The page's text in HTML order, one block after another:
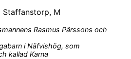
Staffanstorp, M
Rasmus Pärssons och
i Näfvishög, som
kallad Karna